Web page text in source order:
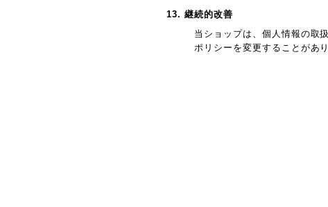
13. 継続的改善
当ショップは、個人情報の取
ポリシーを変更することがあり